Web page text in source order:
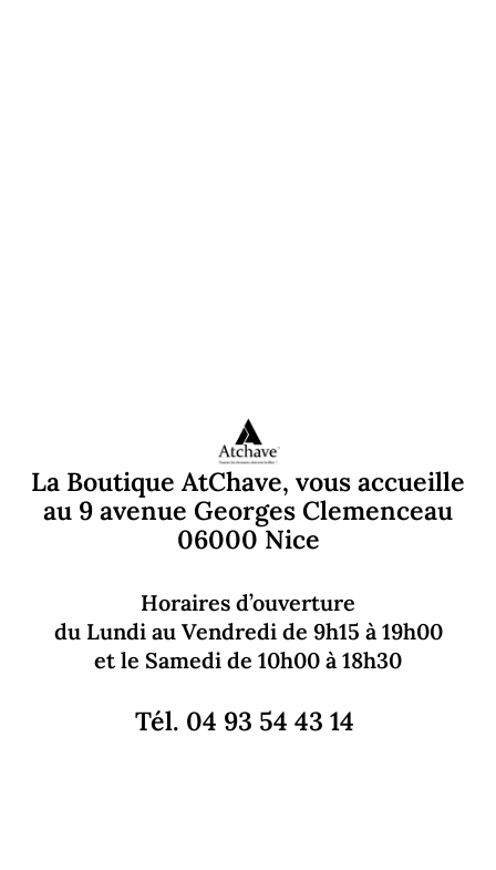
La Boutique AtChave, vous accueille
au 9 avenue Georges Clemenceau
06000 Nice
Horaires d’ouverture
du Lundi au Vendredi de 9h15 à 19h00
et le Samedi de 10h00 à 18h30
Tél. 04 93 54 43 14